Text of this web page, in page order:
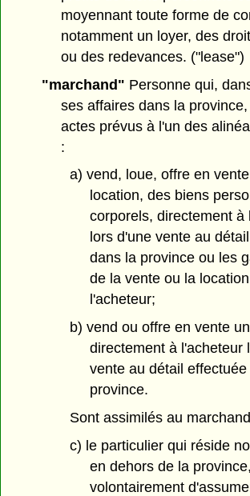
moyennant toute forme de
notamment un loyer, des
ou des redevances. ("lease")
"marchand" Personne qui,
ses affaires dans la
actes prévus à l'un des
:
a) vend, loue, offre en
location, des biens
corporels, directement à
lors d'une vente au
dans la province ou les
de la vente ou la
l'acheteur;
b) vend ou offre en vente
directement à l'acheteur
vente au détail
province.
Sont assimilés au
c) le particulier qui réside
en dehors de la
volontairement